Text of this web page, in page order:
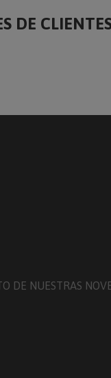
DE
DE NUESTRAS